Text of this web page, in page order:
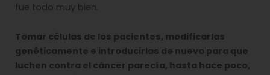
fue todo muy bien.
Tomar células de los pacientes, modificarlas
genéticamente e introducirlas de nuevo para que
luchen contra el cáncer parecía, hasta hace poco,